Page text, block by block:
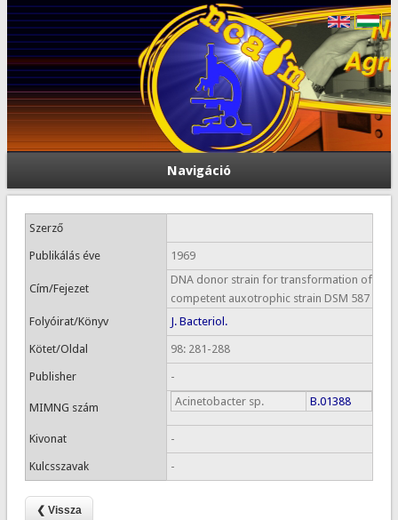
Navigáció
Szerző
Publikálás éve 1969
Cím/Fejezet
DNA donor strain for transformation of
competent auxotrophic strain DSM 587
Folyóirat/Könyv
J. Bacteriol.
Kötet/Oldal 98: 281-288
Publisher -
MIMNG szám Acinetobacter sp. B.01388
Kivonat -
Kulcsszavak -